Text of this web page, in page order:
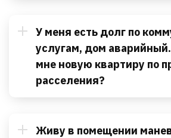
У меня есть долг по
услугам, дом
мне новую квартиру по
расселения?
Живу в помещении